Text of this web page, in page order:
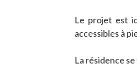
Le projet est
accessibles à
La résidence